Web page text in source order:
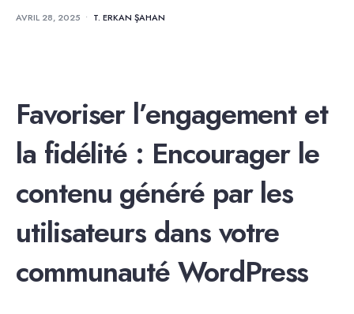
AVRIL 28, 2025 • T. ERKAN ŞAHAN
Favoriser l’engagement et
la fidélité : Encourager le
contenu généré par les
utilisateurs dans votre
communauté WordPress